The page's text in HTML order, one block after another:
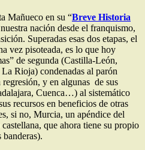
Mañueco en su “Breve Historia
nación desde el franquismo,
Superadas esas dos etapas, el
vez pisoteada, es lo que hoy
de segunda (Castilla-León,
Rioja) condenadas al parón
y en algunas de sus
Cuenca…) al sistemático
recursos en beneficios de otras
si no, Murcia, un apéndice del
que ahora tiene su propio
banderas).